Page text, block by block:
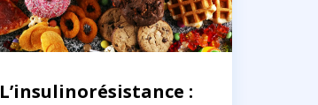
L’insulinorésistance :